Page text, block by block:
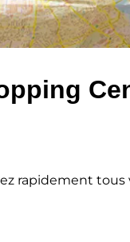
rapidement tous